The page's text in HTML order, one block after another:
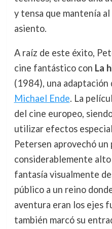
y tensa que mantenía
asiento.
A raíz de este éxito,
cine fantástico con La
(1984), una adaptación
Michael Ende. La
del cine europeo,
utilizar efectos
Petersen aprovechó
considerablemente
fantasía visualmente
público a un reino
aventura eran los ejes
también marcó su